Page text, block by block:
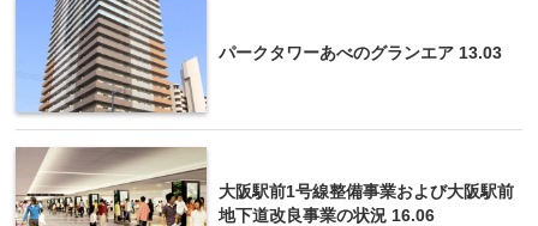
パークタワーあべのグランエア 13.03
大阪駅前1号線整備事業および大阪駅前
地下道改良事業の状況 16.06